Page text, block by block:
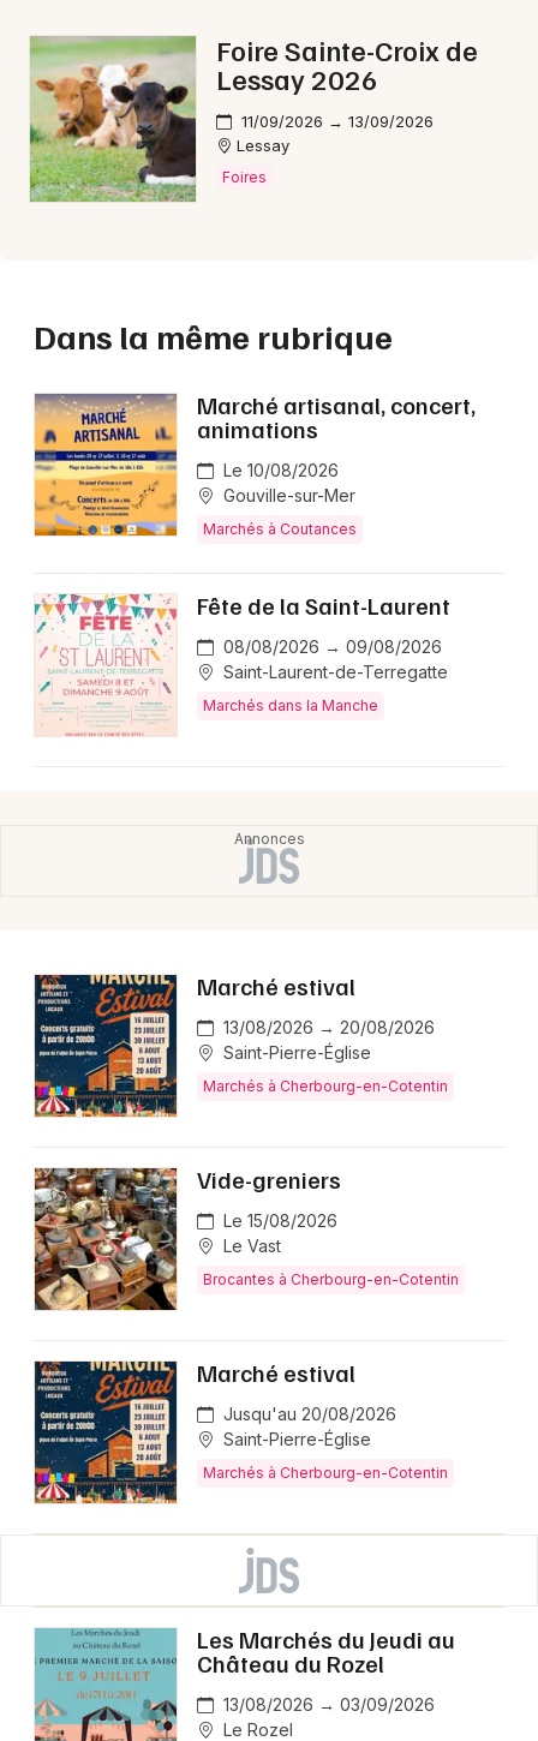
Foire Sainte-Croix de
Lessay 2026
11/09/2026 → 13/09/2026
Lessay
Foires
Dans la même rubrique
Marché artisanal, concert,
animations
Le 10/08/2026
Gouville-sur-Mer
Marchés à Coutances
Fête de la Saint-Laurent
08/08/2026 → 09/08/2026
Saint-Laurent-de-Terregatte
Marchés dans la Manche
Marché estival
13/08/2026 → 20/08/2026
Saint-Pierre-Église
Marchés à Cherbourg-en-Cotentin
Vide-greniers
Le 15/08/2026
Le Vast
Brocantes à Cherbourg-en-Cotentin
Marché estival
Jusqu'au 20/08/2026
Saint-Pierre-Église
Marchés à Cherbourg-en-Cotentin
Les Marchés du Jeudi au
Château du Rozel
13/08/2026 → 03/09/2026
Le Rozel